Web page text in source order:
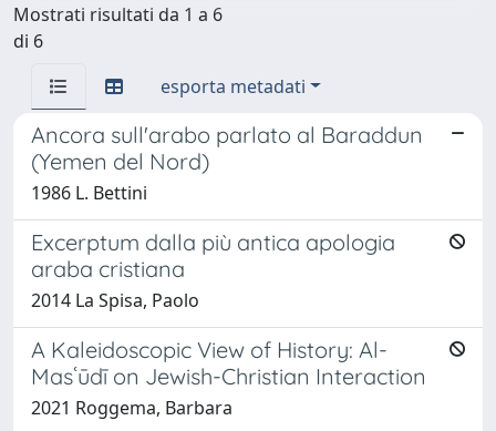
Mostrati risultati da 1 a 6
di 6
esporta metadati
Ancora sull'arabo parlato al Baraddun
(Yemen del Nord)
1986 L. Bettini
Excerptum dalla più antica apologia
araba cristiana
2014 La Spisa, Paolo
A Kaleidoscopic View of History: Al-
Masʿūdī on Jewish-Christian Interaction
2021 Roggema, Barbara